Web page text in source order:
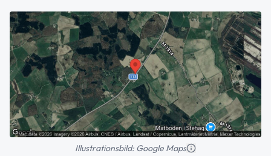
Illustrationsbild: Google Maps